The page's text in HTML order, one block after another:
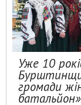
Уже 10
громади
батальйон»